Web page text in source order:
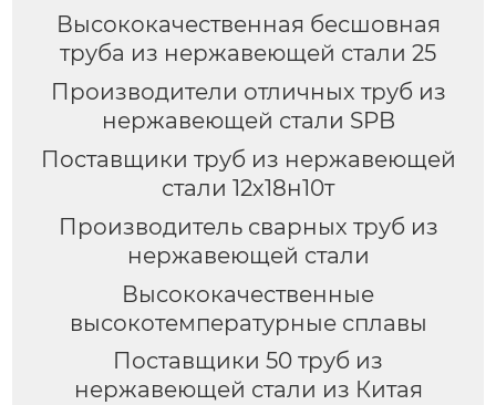
Высококачественная бесшовная
труба из нержавеющей стали 25
Производители отличных труб из
нержавеющей стали SPB
Поставщики труб из нержавеющей
стали 12х18н10т
Производитель сварных труб из
нержавеющей стали
Высококачественные
высокотемпературные сплавы
Поставщики 50 труб из
нержавеющей стали из Китая